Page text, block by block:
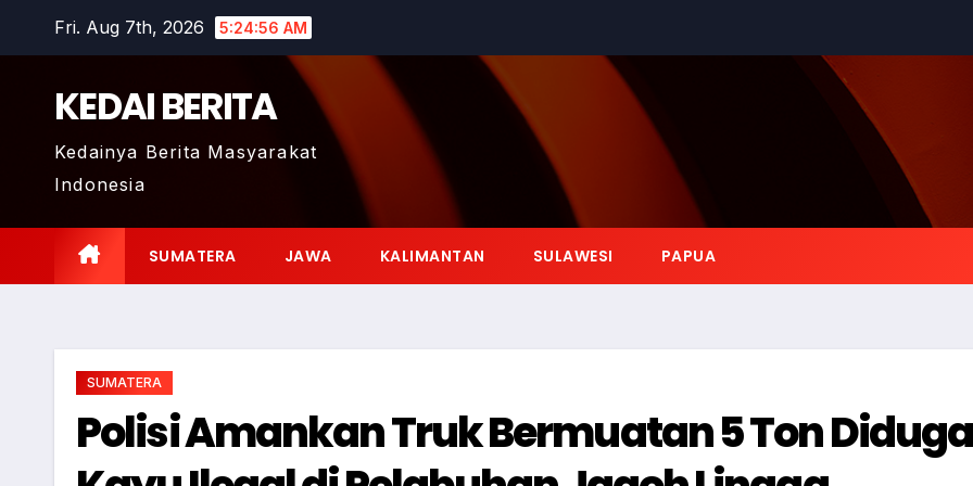
Fri. Aug 7th, 2026 5:24:57 AM
KEDAI BERITA
Kedainya Berita Masyarakat
Indonesia
SUMATERA JAWA KALIMANTAN SULAWESI PAPUA
SUMATERA
Polisi Amankan Truk Bermuatan 5 Ton Diduga